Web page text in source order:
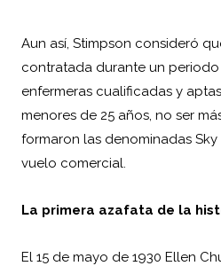
Aun así, Stimpson consideró
contratada durante un
enfermeras cualificadas y
menores de 25 años, no ser
formaron las denominadas
vuelo comercial.
La primera azafata de la
El 15 de mayo de 1930 Ellen